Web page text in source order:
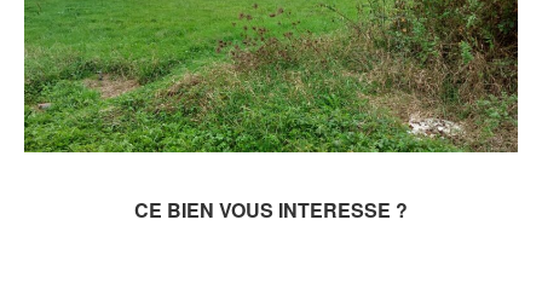
CE BIEN VOUS INTERESSE ?